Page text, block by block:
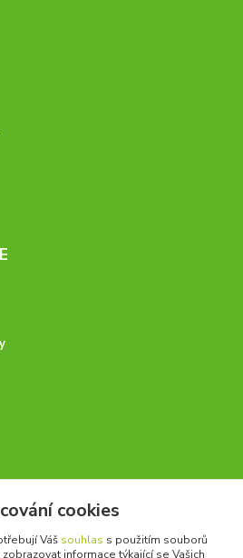
nás kontaktovat.
625
cookies
Váš souhlas s použitím souborů
informace týkající se Vašich